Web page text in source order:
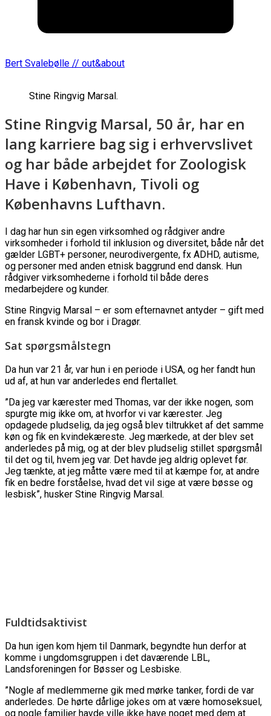
Bert Svalebølle // out&about
Stine Ringvig Marsal.
Stine Ringvig Marsal, 50 år, har en
lang karriere bag sig i erhvervslivet
og har både arbejdet for Zoologisk
Have i København, Tivoli og
Københavns Lufthavn.
I dag har hun sin egen virksomhed og rådgiver andre
virksomheder i forhold til inklusion og diversitet, både når det
gælder LGBT+ personer, neurodivergente, fx ADHD, autisme,
og personer med anden etnisk baggrund end dansk. Hun
rådgiver virksomhederne i forhold til både deres
medarbejdere og kunder.
Stine Ringvig Marsal – er som efternavnet antyder – gift med
en fransk kvinde og bor i Dragør.
Sat spørgsmålstegn
Da hun var 21 år, var hun i en periode i USA, og her fandt hun
ud af, at hun var anderledes end flertallet.
”Da jeg var kærester med Thomas, var der ikke nogen, som
spurgte mig ikke om, at hvorfor vi var kærester. Jeg
opdagede pludselig, da jeg også blev tiltrukket af det samme
køn og fik en kvindekæreste. Jeg mærkede, at der blev set
anderledes på mig, og at der blev pludselig stillet spørgsmål
til det og til, hvem jeg var. Det havde jeg aldrig oplevet før.
Jeg tænkte, at jeg måtte være med til at kæmpe for, at andre
fik en bedre forståelse, hvad det vil sige at være bøsse og
lesbisk”, husker Stine Ringvig Marsal.
Fuldtidsaktivist
Da hun igen kom hjem til Danmark, begyndte hun derfor at
komme i ungdomsgruppen i det daværende LBL,
Landsforeningen for Bøsser og Lesbiske.
”Nogle af medlemmerne gik med mørke tanker, fordi de var
anderledes. De hørte dårlige jokes om at være homoseksuel,
og nogle familier havde ville ikke have noget med dem at